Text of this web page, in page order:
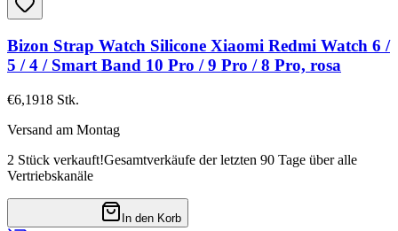
Bizon Strap Watch Silicone Xiaomi Redmi Watch 6 /
5 / 4 / Smart Band 10 Pro / 9 Pro / 8 Pro, rosa
€6,1918 Stk.
Versand am Montag
2 Stück verkauft!Gesamtverkäufe der letzten 90 Tage über alle
Vertriebskanäle
In den Korb